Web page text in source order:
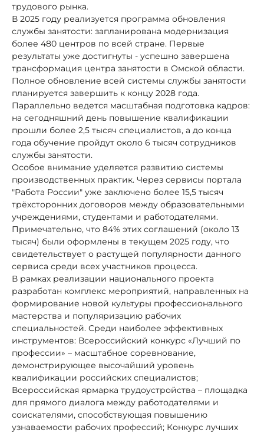
трудового рынка.
В 2025 году реализуется программа обновления
службы занятости: запланирована модернизация
более 480 центров по всей стране. Первые
результаты уже достигнуты - успешно завершена
трансформация центра занятости в Омской области.
Полное обновление всей системы службы занятости
планируется завершить к концу 2028 года.
Параллельно ведется масштабная подготовка кадров:
на сегодняшний день повышение квалификации
прошли более 2,5 тысяч специалистов, а до конца
года обучение пройдут около 6 тысяч сотрудников
службы занятости.
Особое внимание уделяется развитию системы
производственных практик. Через сервисы портала
"Работа России" уже заключено более 15,5 тысяч
трёхсторонних договоров между образовательными
учреждениями, студентами и работодателями.
Примечательно, что 84% этих соглашений (около 13
тысяч) были оформлены в текущем 2025 году, что
свидетельствует о растущей популярности данного
сервиса среди всех участников процесса.
В рамках реализации национального проекта
разработан комплекс мероприятий, направленных на
формирование новой культуры профессионального
мастерства и популяризацию рабочих
специальностей. Среди наиболее эффективных
инструментов: Всероссийский конкурс «Лучший по
профессии» – масштабное соревнование,
демонстрирующее высочайший уровень
квалификации российских специалистов;
Всероссийская ярмарка трудоустройства – площадка
для прямого диалога между работодателями и
соискателями, способствующая повышению
узнаваемости рабочих профессий; Конкурс лучших